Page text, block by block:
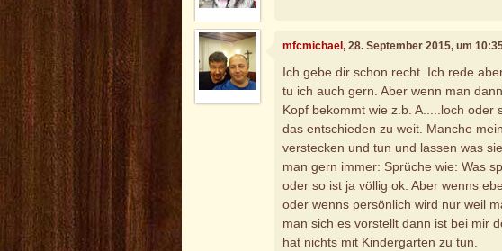
mfcmichael, 28. September 2015, um
Ich gebe dir schon recht. Ich rede
tu ich auch gern. Aber wenn man
Kopf bekommt wie z.b. A.....loch oder
das entschieden zu weit. Manche
verstecken und tun und lassen was
man gern immer: Sprüche wie: Was
oder so ist ja völlig ok. Aber wenns
oder wenns persönlich wird nur weil
man sich es vorstellt dann ist bei mir
hat nichts mit Kindergarten zu tun.